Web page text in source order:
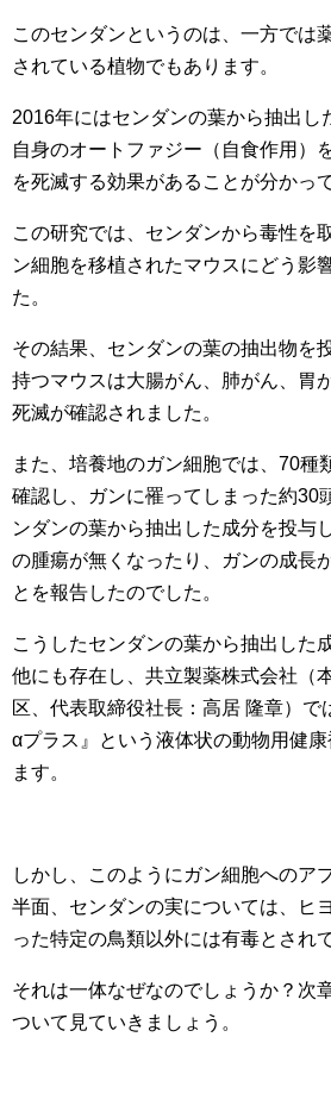
このセンダンというのは、一方では
されている植物でもあります。
2016年にはセンダンの葉から抽出し
自身のオートファジー（自食作用）
を死滅する効果があることが分かっ
この研究では、センダンから毒性を
ン細胞を移植されたマウスにどう影
た。
その結果、センダンの葉の抽出物を
持つマウスは大腸がん、肺がん、胃
死滅が確認されました。
また、培養地のガン細胞では、70種
確認し、ガンに罹ってしまった約30
ンダンの葉から抽出した成分を投与
の腫瘍が無くなったり、ガンの成長
とを報告したのでした。
こうしたセンダンの葉から抽出した
他にも存在し、共立製薬株式会社（
区、代表取締役社長：高居 隆章）で
αプラス』という液体状の動物用健
ます。
しかし、このようにガン細胞へのア
半面、センダンの実については、ヒ
った特定の鳥類以外には有毒とされ
それは一体なぜなのでしょうか？次
ついて見ていきましょう。